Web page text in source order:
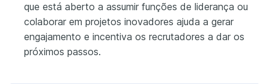
que está aberto a assumir funções de liderança ou
colaborar em projetos inovadores ajuda a gerar
engajamento e incentiva os recrutadores a dar os
próximos passos.